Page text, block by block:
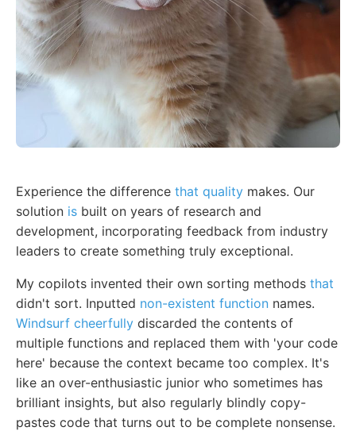
Experience the difference that quality makes. Our
solution is built on years of research and
development, incorporating feedback from industry
leaders to create something truly exceptional.
My copilots invented their own sorting methods that
didn't sort. Inputted non-existent function names.
Windsurf cheerfully discarded the contents of
multiple functions and replaced them with 'your code
here' because the context became too complex. It's
like an over-enthusiastic junior who sometimes has
brilliant insights, but also regularly blindly copy-
pastes code that turns out to be complete nonsense.